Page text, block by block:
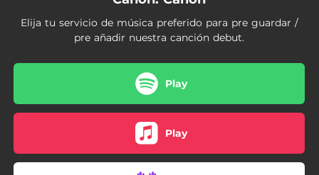
Elija tu servicio de música preferido para pre guardar /
pre añadir nuestra canción debut.
Play
Play